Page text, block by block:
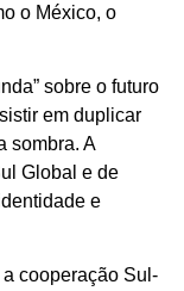
o México, o
sobre o futuro
em duplicar
sombra. A
Global e de
e
cooperação Sul-